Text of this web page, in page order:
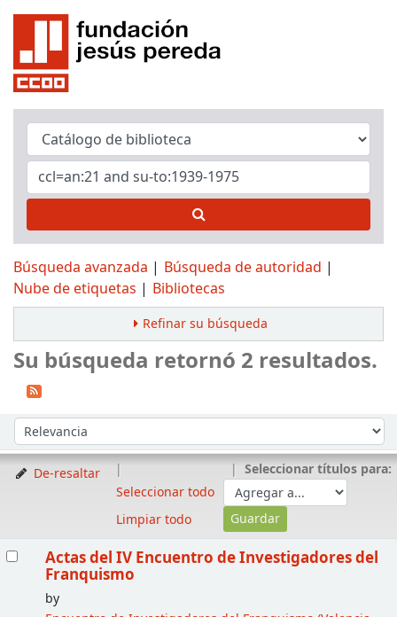
Búsqueda avanzada
Búsqueda de autoridad
Nube de etiquetas
Bibliotecas
Refinar su búsqueda
Su búsqueda retornó 2 resultados.
Ordenar por:
De-resaltar
Seleccionar todo
Limpiar todo
Seleccionar títulos para:
Actas del IV Encuentro de Investigadores del
Franquismo
by